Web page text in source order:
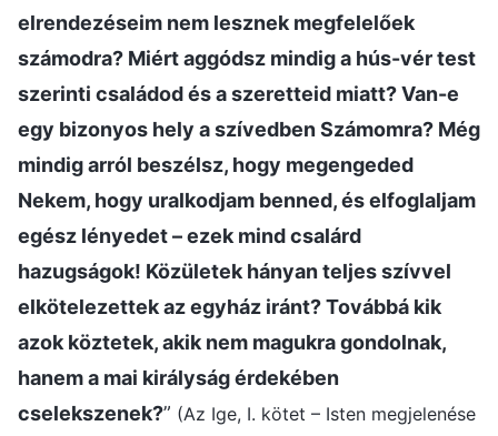
elrendezéseim nem lesznek megfelelőek
számodra? Miért aggódsz mindig a hús-vér test
szerinti családod és a szeretteid miatt? Van-e
egy bizonyos hely a szívedben Számomra? Még
mindig arról beszélsz, hogy megengeded
Nekem, hogy uralkodjam benned, és elfoglaljam
egész lényedet – ezek mind csalárd
hazugságok! Közületek hányan teljes szívvel
elkötelezettek az egyház iránt? Továbbá kik
azok köztetek, akik nem magukra gondolnak,
hanem a mai királyság érdekében
cselekszenek?” (Az Ige, I. kötet – Isten megjelenése